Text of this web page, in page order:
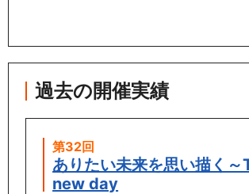
過去の開催実績
第32回
ありたい未来を思い描く
new day